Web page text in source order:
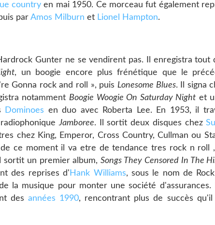
country en mai 1950. Ce morceau fut également
par Amos Milburn et Lionel Hampton.
Gunter ne se vendirent pas. Il enregistra tout
, un boogie encore plus frénétique que le
Gonna rock and roll », puis Lonesome Blues. Il signa
notamment Boogie Woogie On Saturday Night et
Dominoes en duo avec Roberta Lee. En 1953, il
Jamboree. Il sortit deux disques chez
chez King, Emperor, Cross Country, Cullman ou
ce moment il va etre de tendance tres rock n roll
sortit un premier album,Songs They Censored In The
des reprises d' Hank Williams, sous le nom de Rock
la musique pour monter une société d'assurances.
des années 1990, rencontrant plus de succès